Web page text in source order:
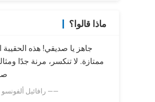
ماذا قالوا؟
جاهز يا صديقي! هذه الحقيبة
ممتازة. لا تنكسر، مرنة جدًا
—— رافائيل ألفونسو